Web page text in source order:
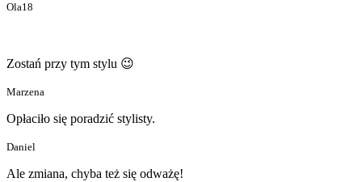
Ola18
Zostań przy tym stylu 😉
Marzena
Opłaciło się poradzić stylisty.
Daniel
Ale zmiana, chyba też się odważę!